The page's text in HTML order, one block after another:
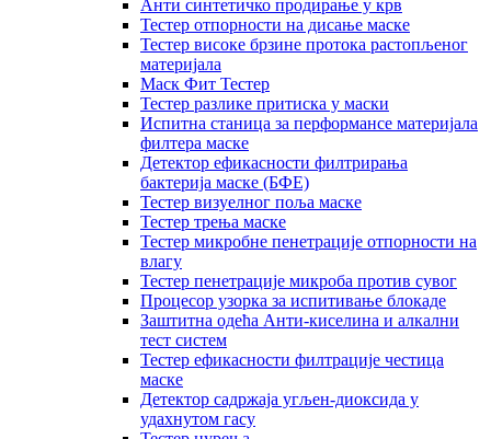
Анти синтетичко продирање у крв
Тестер отпорности на дисање маске
Тестер високе брзине протока растопљеног
материјала
Маск Фит Тестер
Тестер разлике притиска у маски
Испитна станица за перформансе материјала
филтера маске
Детектор ефикасности филтрирања
бактерија маске (БФЕ)
Тестер визуелног поља маске
Тестер трења маске
Тестер микробне пенетрације отпорности на
влагу
Тестер пенетрације микроба против сувог
Процесор узорка за испитивање блокаде
Заштитна одећа Анти-киселина и алкални
тест систем
Тестер ефикасности филтрације честица
маске
Детектор садржаја угљен-диоксида у
удахнутом гасу